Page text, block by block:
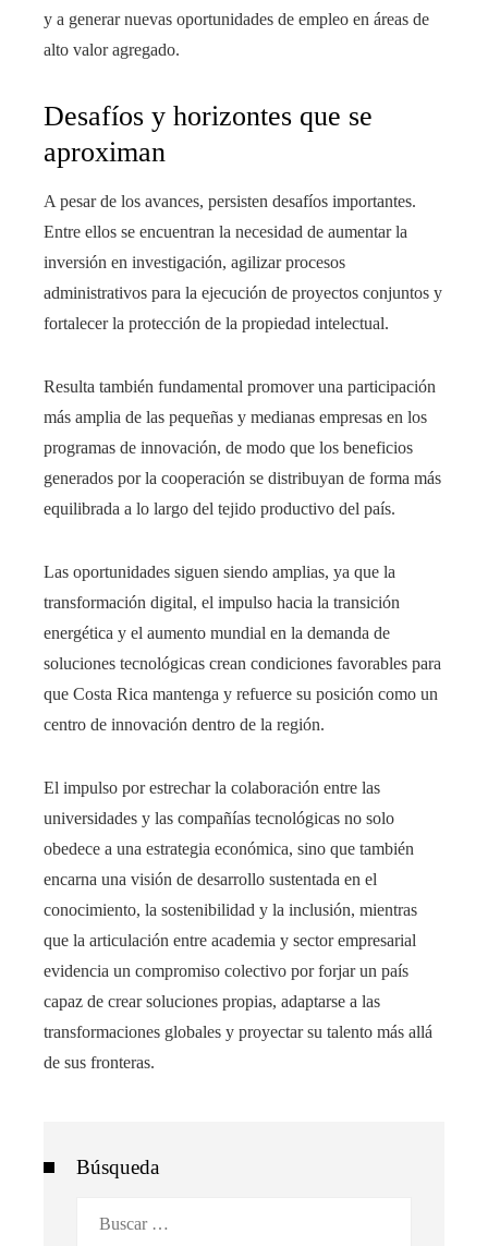
y a generar nuevas oportunidades de empleo en áreas de
alto valor agregado.
Desafíos y horizontes que se
aproximan
A pesar de los avances, persisten desafíos importantes.
Entre ellos se encuentran la necesidad de aumentar la
inversión en investigación, agilizar procesos
administrativos para la ejecución de proyectos conjuntos y
fortalecer la protección de la propiedad intelectual.
Resulta también fundamental promover una participación
más amplia de las pequeñas y medianas empresas en los
programas de innovación, de modo que los beneficios
generados por la cooperación se distribuyan de forma más
equilibrada a lo largo del tejido productivo del país.
Las oportunidades siguen siendo amplias, ya que la
transformación digital, el impulso hacia la transición
energética y el aumento mundial en la demanda de
soluciones tecnológicas crean condiciones favorables para
que Costa Rica mantenga y refuerce su posición como un
centro de innovación dentro de la región.
El impulso por estrechar la colaboración entre las
universidades y las compañías tecnológicas no solo
obedece a una estrategia económica, sino que también
encarna una visión de desarrollo sustentada en el
conocimiento, la sostenibilidad y la inclusión, mientras
que la articulación entre academia y sector empresarial
evidencia un compromiso colectivo por forjar un país
capaz de crear soluciones propias, adaptarse a las
transformaciones globales y proyectar su talento más allá
de sus fronteras.
Búsqueda